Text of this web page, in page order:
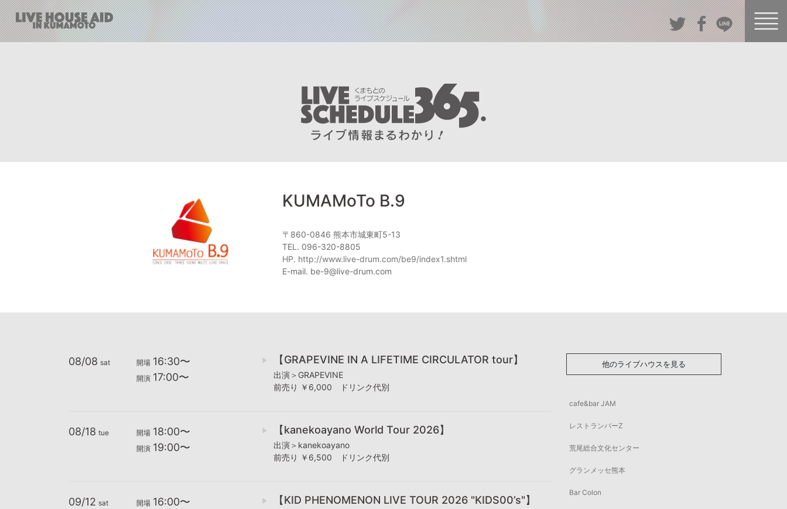
KUMAMoTo B.9
〒860-0846 熊本市城東町5-13
TEL. 096-320-8805
HP. http://www.live-drum.com/be9/index1.shtml
E-mail. be-9@live-drum.com
08/08 sat 開場 16:30〜
開演 17:00〜
【GRAPEVINE IN A LIFETIME CIRCULATOR tour】
出演＞GRAPEVINE
前売り ￥6,000 ドリンク代別
08/18 tue 開場 18:00〜
開演 19:00〜
【kanekoayano World Tour 2026】
出演＞kanekoayano
前売り ￥6,500 ドリンク代別
09/12 sat 開場 16:00〜 【KID PHENOMENON LIVE TOUR 2026 "KIDS00’s"】
他のライブハウスを見る
cafe&bar JAM
レストランバーZ
荒尾総合文化センター
グランメッセ熊本
Bar Colon